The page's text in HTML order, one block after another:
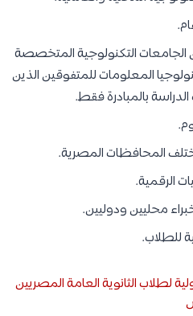
الجامعات التكنولوجية المتخصصة
المعلومات للمتفوقين الذين
بالمبادرة فقط.
المحافظات المصرية.
الرقمية.
محليين ودوليين.
للطلاب.
لطلاب الثانوية العامة المصريين